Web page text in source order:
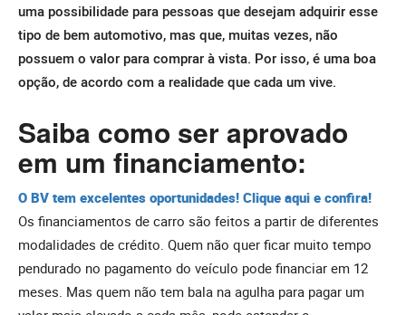
uma possibilidade para pessoas que desejam adquirir esse
tipo de bem automotivo, mas que, muitas vezes, não
possuem o valor para comprar à vista. Por isso, é uma boa
opção, de acordo com a realidade que cada um vive.
Saiba como ser aprovado
em um financiamento:
O BV tem excelentes oportunidades! Clique aqui e confira!
Os financiamentos de carro são feitos a partir de diferentes
modalidades de crédito. Quem não quer ficar muito tempo
pendurado no pagamento do veículo pode financiar em 12
meses. Mas quem não tem bala na agulha para pagar um